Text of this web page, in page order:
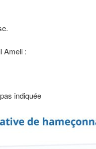
Ameli :
indiquée